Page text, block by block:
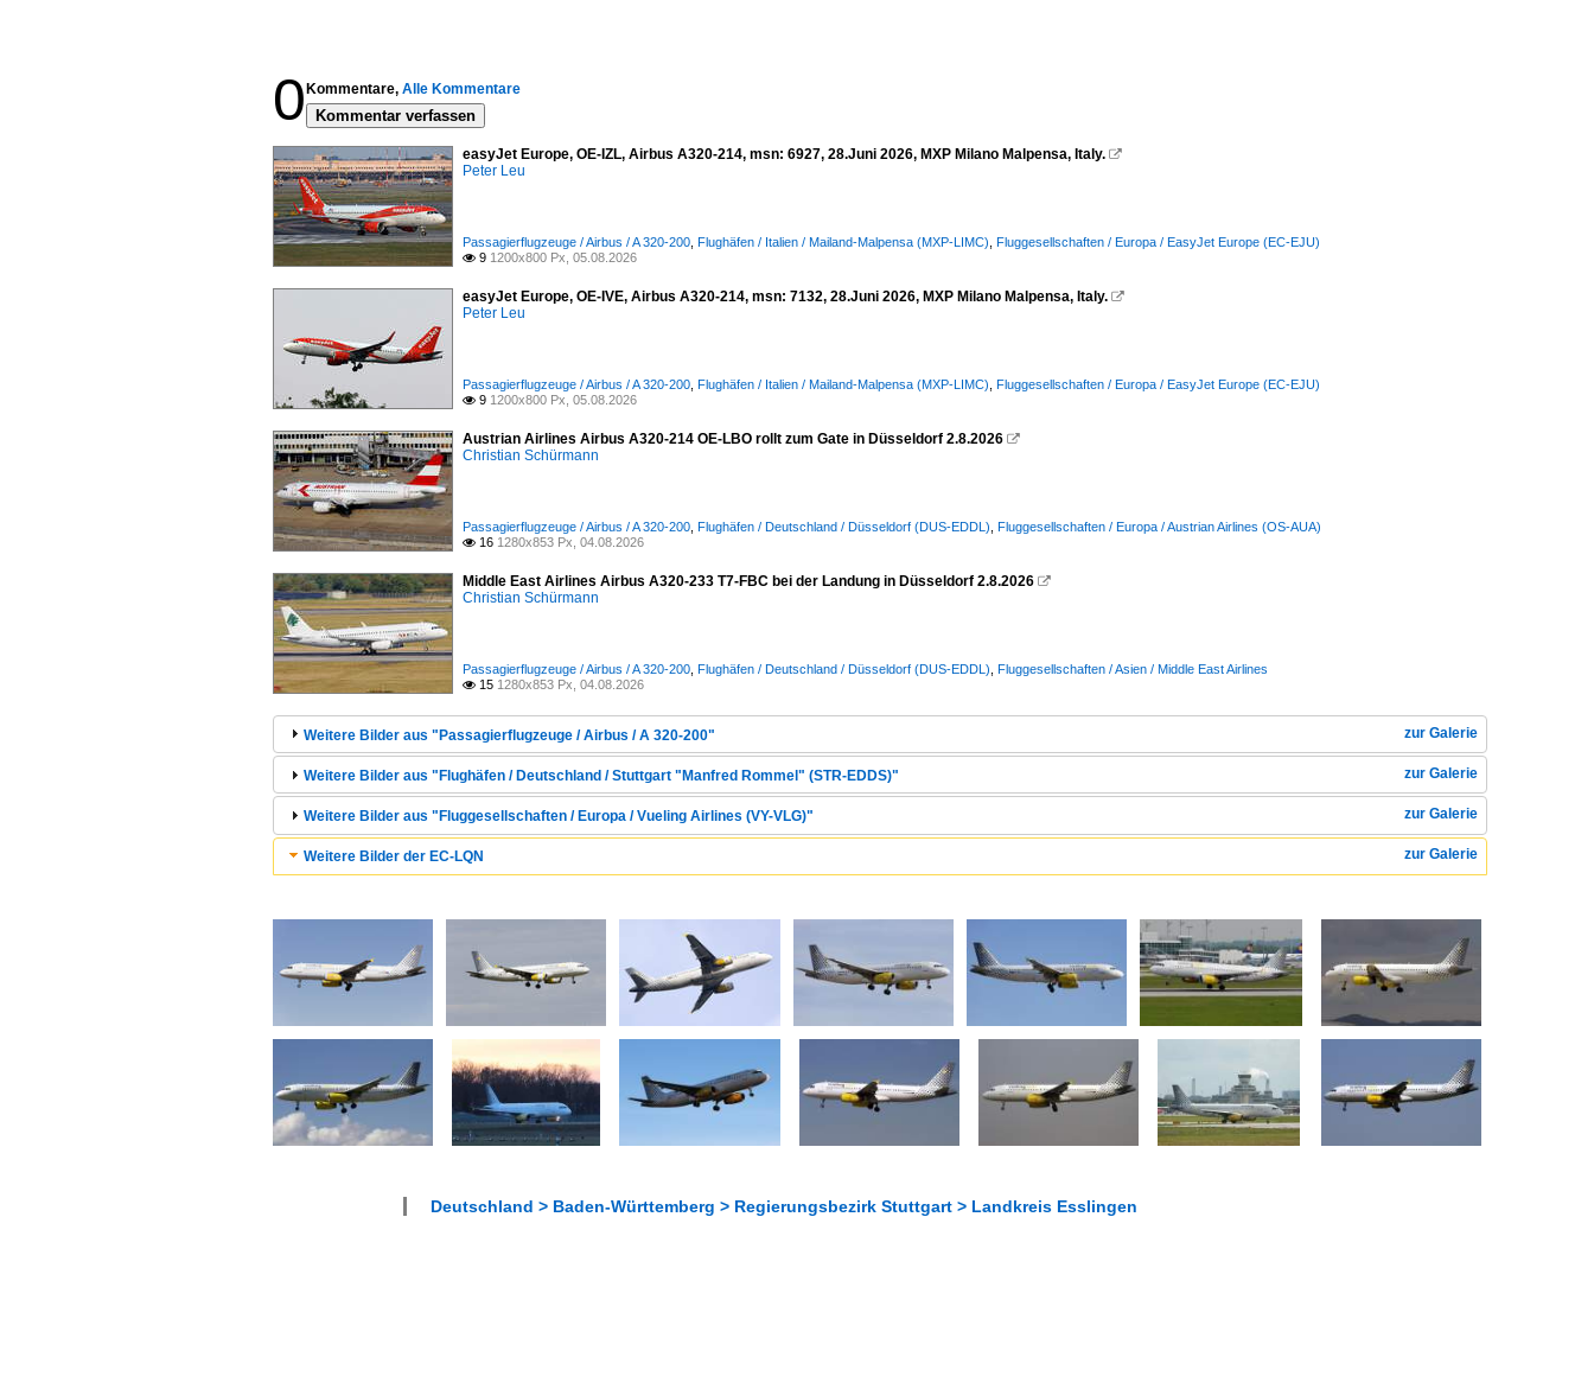
0 Kommentare, Alle Kommentare
Kommentar verfassen
easyJet Europe, OE-IZL, Airbus A320-214, msn: 6927, 28.Juni 2026, MXP Milano Malpensa, Italy. 
Peter Leu
Passagierflugzeuge / Airbus / A 320-200 Flughäfen / Italien / Mailand-Malpensa (MXP-LIMC) Fluggesellschaften / Europa / EasyJet Europe (EC-EJU)
 9 1200x800 Px, 05.08.2026
easyJet Europe, OE-IVE, Airbus A320-214, msn: 7132, 28.Juni 2026, MXP Milano Malpensa, Italy. 
Peter Leu
Passagierflugzeuge / Airbus / A 320-200 Flughäfen / Italien / Mailand-Malpensa (MXP-LIMC) Fluggesellschaften / Europa / EasyJet Europe (EC-EJU)
 9 1200x800 Px, 05.08.2026
Austrian Airlines Airbus A320-214 OE-LBO rollt zum Gate in Düsseldorf 2.8.2026 
Christian Schürmann
Passagierflugzeuge / Airbus / A 320-200 Flughäfen / Deutschland / Düsseldorf (DUS-EDDL) Fluggesellschaften / Europa / Austrian Airlines (OS-AUA)
 16 1280x853 Px, 04.08.2026
Middle East Airlines Airbus A320-233 T7-FBC bei der Landung in Düsseldorf 2.8.2026 
Christian Schürmann
Passagierflugzeuge / Airbus / A 320-200 Flughäfen / Deutschland / Düsseldorf (DUS-EDDL) Fluggesellschaften / Asien / Middle East Airlines
 15 1280x853 Px, 04.08.2026
zur Galerie
Weitere Bilder aus "Passagierflugzeuge / Airbus / A 320-200"
zur Galerie
Weitere Bilder aus "Flughäfen / Deutschland / Stuttgart "Manfred Rommel" (STR-EDDS)"
zur Galerie
Weitere Bilder aus "Fluggesellschaften / Europa / Vueling Airlines (VY-VLG)"
zur Galerie
Weitere Bilder der EC-LQN
Deutschland > Baden-Württemberg > Regierungsbezirk Stuttgart > Landkreis Esslingen